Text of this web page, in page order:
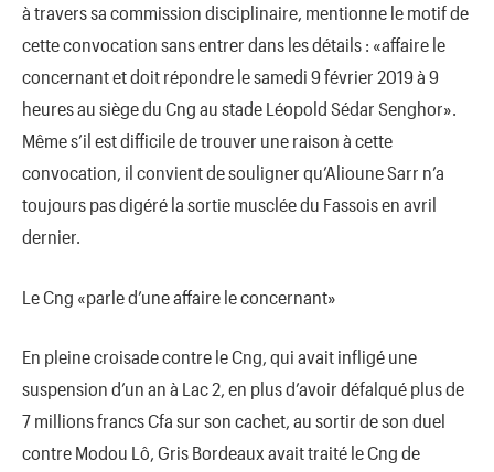
à travers sa commission disciplinaire, mentionne le motif de
cette convocation sans entrer dans les détails : «affaire le
concernant et doit répondre le samedi 9 février 2019 à 9
heures au siège du Cng au stade Léopold Sédar Senghor».
Même s’il est difficile de trouver une raison à cette
convocation, il convient de souligner qu’Alioune Sarr n’a
toujours pas digéré la sortie musclée du Fassois en avril
dernier.
Le Cng «parle d’une affaire le concernant»
En pleine croisade contre le Cng, qui avait infligé une
suspension d’un an à Lac 2, en plus d’avoir défalqué plus de
7 millions francs Cfa sur son cachet, au sortir de son duel
contre Modou Lô, Gris Bordeaux avait traité le Cng de